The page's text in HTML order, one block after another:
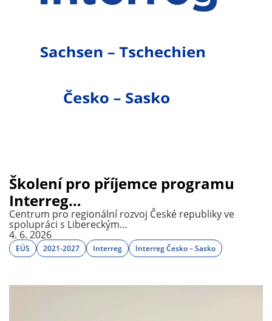
Školení pro příjemce programu
Interreg…
Centrum pro regionální rozvoj České republiky ve
spolupráci s Libereckým…
4. 6. 2026
EÚS 2021-2027 Interreg Interreg Česko – Sasko